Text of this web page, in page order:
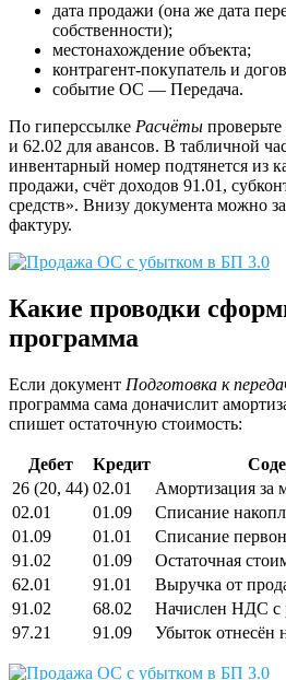
дата продажи (она же дата
собственности);
местонахождение объекта;
контрагент-покупатель и
событие ОС — Передача.
По гиперссылке Расчёты
и 62.02 для авансов. В табличной
инвентарный номер подтянется из
продажи, счёт доходов 91.01,
средств». Внизу документа можно
фактуру.
Какие проводки
программа
Если документ Подготовка к
программа сама доначислит
спишет остаточную стоимость:
Дебет Кредит
26 (20, 44) 02.01
Амортизация за
02.01
01.09
Списание
01.09
01.01
Списание
91.02
01.09
Остаточная
62.01
91.01
Выручка от
91.02
68.02
Начислен НДС с
97.21
91.09 Убыток